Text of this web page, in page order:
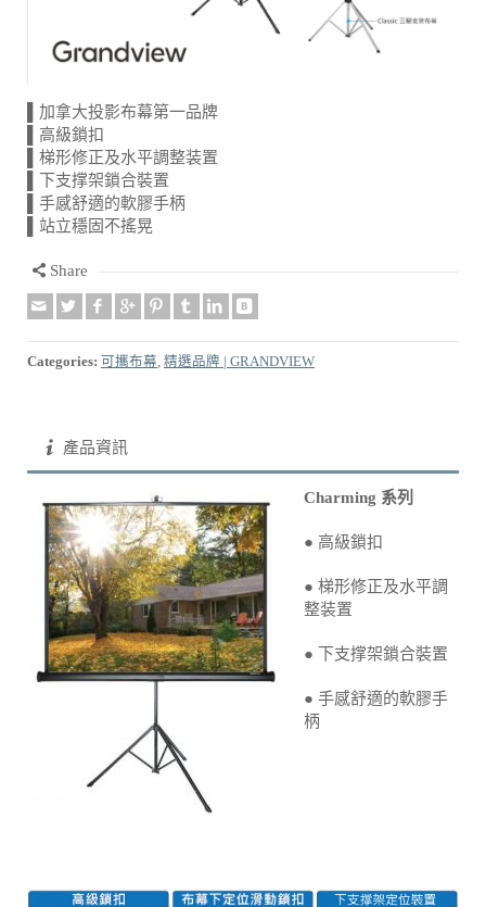
▌加拿大投影布幕第一品牌
▌高級鎖扣
▌梯形修正及水平調整装置
▌下支撑架鎖合裝置
▌手感舒適的軟膠手柄
▌站立穩固不搖晃
Share
Categories: 可攜布幕, 精選品牌 | GRANDVIEW
產品資訊
Charming 系列
● 高級鎖扣
● 梯形修正及水平調
整装置
● 下支撑架鎖合裝置
● 手感舒適的軟膠手
柄